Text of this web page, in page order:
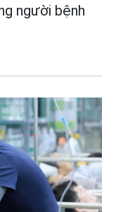
người bệnh